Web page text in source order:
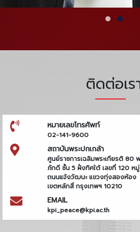
ติดต่อเร
หมายเลขโทรศัพท์
02-141-9600
สถาบันพระปกเกล้า
ศูนย์ราชการเฉลิมพระเกียรติ 80
ภักดี ชั้น 5 ฝั่งทิศใต้ เลขที่ 120 ห
ถนนแจ้งวัฒนะ แขวงทุ่งสองห้อง
เขตหลักสี่ กรุงเทพฯ 10210
EMAIL
kpi_peace@kpi.ac.th